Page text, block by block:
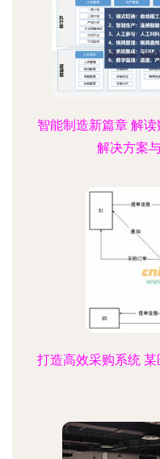
智能制造新篇章 解
解决方案
打造高效采购系统